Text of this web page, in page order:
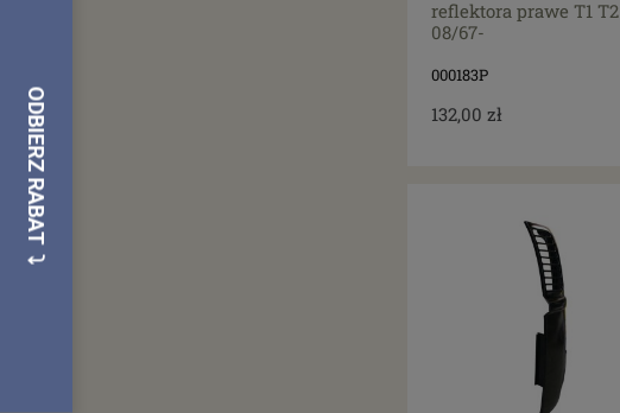
reflektora prawe T1 T2
08/67-
000183P
132,00 zł